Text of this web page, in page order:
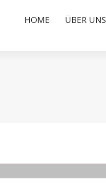
HOME ÜBER UNS